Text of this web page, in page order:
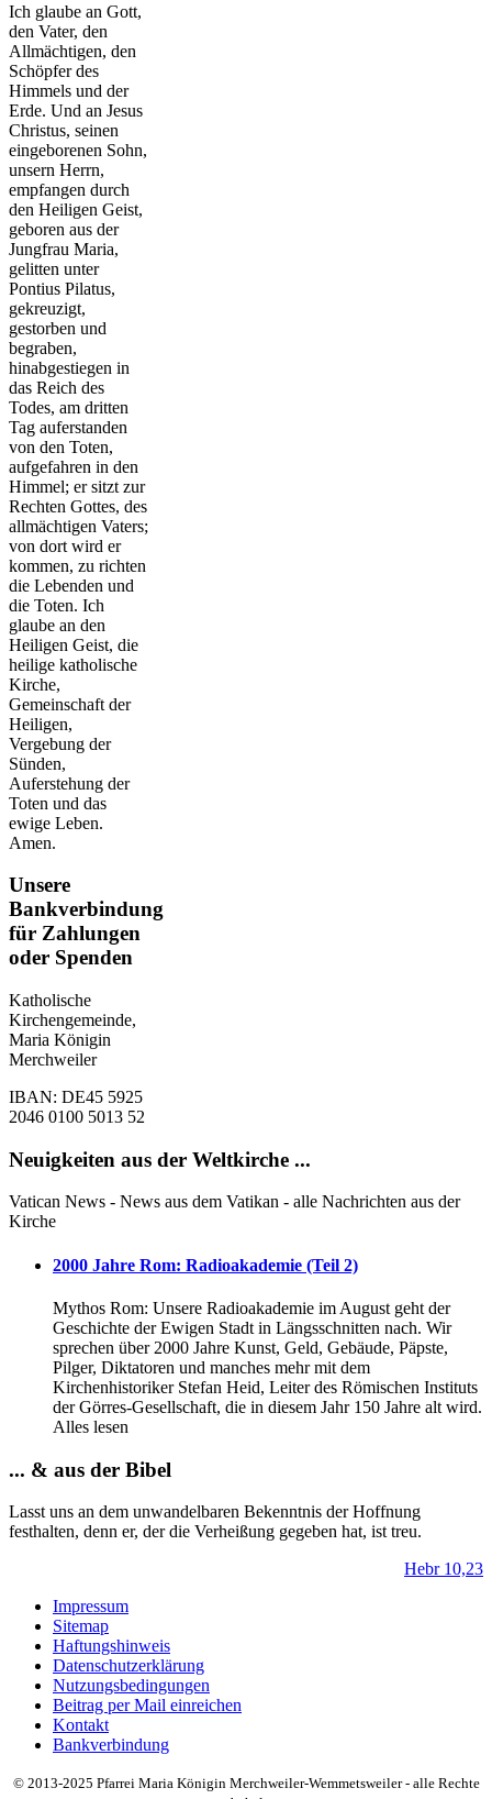
Ich glaube an Gott,
den Vater, den
Allmächtigen, den
Schöpfer des
Himmels und der
Erde. Und an Jesus
Christus, seinen
eingeborenen Sohn,
unsern Herrn,
empfangen durch
den Heiligen Geist,
geboren aus der
Jungfrau Maria,
gelitten unter
Pontius Pilatus,
gekreuzigt,
gestorben und
begraben,
hinabgestiegen in
das Reich des
Todes, am dritten
Tag auferstanden
von den Toten,
aufgefahren in den
Himmel; er sitzt zur
Rechten Gottes, des
allmächtigen Vaters;
von dort wird er
kommen, zu richten
die Lebenden und
die Toten. Ich
glaube an den
Heiligen Geist, die
heilige katholische
Kirche,
Gemeinschaft der
Heiligen,
Vergebung der
Sünden,
Auferstehung der
Toten und das
ewige Leben.
Amen.
Unsere
Bankverbindung
für Zahlungen
oder Spenden
Katholische
Kirchengemeinde,
Maria Königin
Merchweiler
IBAN: DE45 5925
2046 0100 5013 52
Neuigkeiten aus der Weltkirche ...
Vatican News - News aus dem Vatikan - alle Nachrichten aus der
Kirche
2000 Jahre Rom: Radioakademie (Teil 2)
Mythos Rom: Unsere Radioakademie im August geht der
Geschichte der Ewigen Stadt in Längsschnitten nach. Wir
sprechen über 2000 Jahre Kunst, Geld, Gebäude, Päpste,
Pilger, Diktatoren und manches mehr mit dem
Kirchenhistoriker Stefan Heid, Leiter des Römischen Instituts
der Görres-Gesellschaft, die in diesem Jahr 150 Jahre alt wird.
Alles lesen
... & aus der Bibel
Lasst uns an dem unwandelbaren Bekenntnis der Hoffnung
festhalten, denn er, der die Verheißung gegeben hat, ist treu.
Hebr 10,23
Impressum
Sitemap
Haftungshinweis
Datenschutzerklärung
Nutzungsbedingungen
Beitrag per Mail einreichen
Kontakt
Bankverbindung
© 2013-2025 Pfarrei Maria Königin Merchweiler-Wemmetsweiler - alle Rechte